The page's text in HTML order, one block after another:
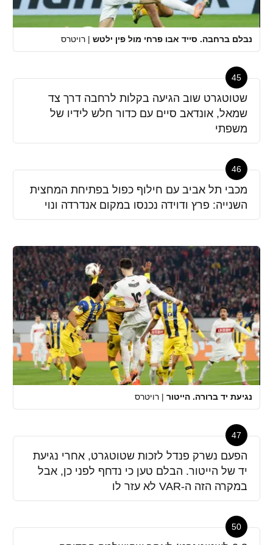
נבלם ברחבה. סייד אבו פרחי מול פין ילטש | רויטרס
45
שטוטגרט שוב הגיעה בקלות לרחבה דרך צד
שמאל, אונדאב סיים עם כדור חלש לידיו של
משפתי
46
מכבי תל אביב עם חילוף כפול בפתיחת המחצית
השנייה: פרץ ודוידה נכנסו במקום אנדרדה ונוי
נגיעת יד ברורה. הייטור | רויטרס
47
הפעם נשרק פנדל לזכות שטוטגרט, אחרי נגיעת
יד של הייטור. הבלם טען כי נדחף לפני כן, אבל
במקרה הזה ה-VAR לא עזר לו
50